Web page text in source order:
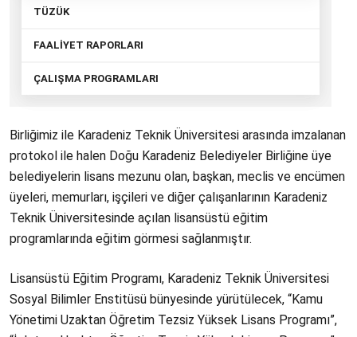
TÜZÜK
FAALİYET RAPORLARI
ÇALIŞMA PROGRAMLARI
Birliğimiz ile Karadeniz Teknik Üniversitesi arasında imzalanan
protokol ile halen Doğu Karadeniz Belediyeler Birliğine üye
belediyelerin lisans mezunu olan, başkan, meclis ve encümen
üyeleri, memurları, işçileri ve diğer çalışanlarının Karadeniz
Teknik Üniversitesinde açılan lisansüstü eğitim
programlarında eğitim görmesi sağlanmıştır.
Lisansüstü Eğitim Programı, Karadeniz Teknik Üniversitesi
Sosyal Bilimler Enstitüsü bünyesinde yürütülecek, “Kamu
Yönetimi Uzaktan Öğretim Tezsiz Yüksek Lisans Programı”,